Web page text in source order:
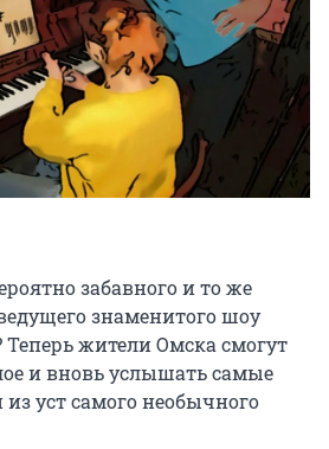
забавного и то же
знаменитого шоу
Теперь жители Омска смогут
и вновь услышать самые
уст самого необычного